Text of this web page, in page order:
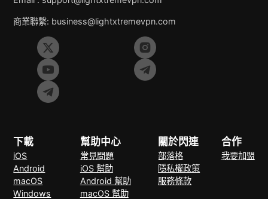
商業聯繫: business@lightxtremevpn.com
下載
iOS
Android
macOS
Windows
幫助中心
常見問題
iOS 幫助
Android 幫助
macOS 幫助
關於閃連
部落格
隱私權政策
服務條款
合作
我要加盟